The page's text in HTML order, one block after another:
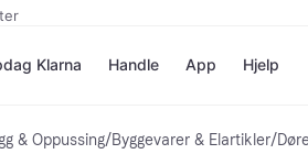
Klarna Handle
Butikker
App Hjelp
& Oppussing/Byggevarer & Elartikler/